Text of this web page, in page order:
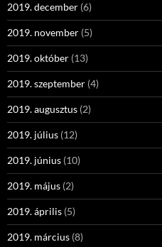
2019. december (6)
2019. november (5)
2019. október (13)
2019. szeptember (4)
2019. augusztus (2)
2019. július (12)
2019. június (10)
2019. május (2)
2019. április (5)
2019. március (8)